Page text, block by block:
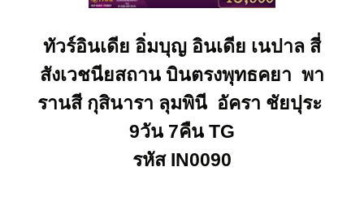
ทัวร์อินเดีย อิ่มบุญ อินเดีย เนปาล สี่
สังเวชนียสถาน บินตรงพุทธคยา พา
รานสี กุสินารา ลุมพินี อัครา ชัยปุระ
9วัน 7คืน TG
รหัส IN0090